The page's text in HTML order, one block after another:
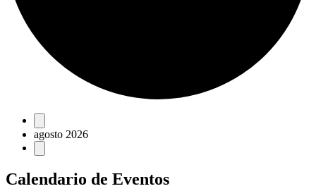
Eventos
agosto 2026
Calendario de Eventos